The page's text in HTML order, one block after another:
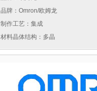
品牌：Omron/欧姆龙
制作工艺：集成
材料晶体结构：多晶